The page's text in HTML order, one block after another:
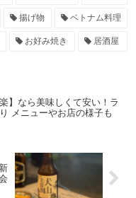
揚げ物 ベトナム料理
お好み焼き 居酒屋
】なら美味しくて安い！ラ
メニューやお店の様子も